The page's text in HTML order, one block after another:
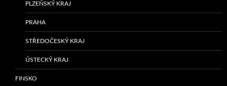
PLZEŇSKÝ KRAJ
PRAHA
STŘEDOČESKÝ KRAJ
ÚSTECKÝ KRAJ
FINSKO